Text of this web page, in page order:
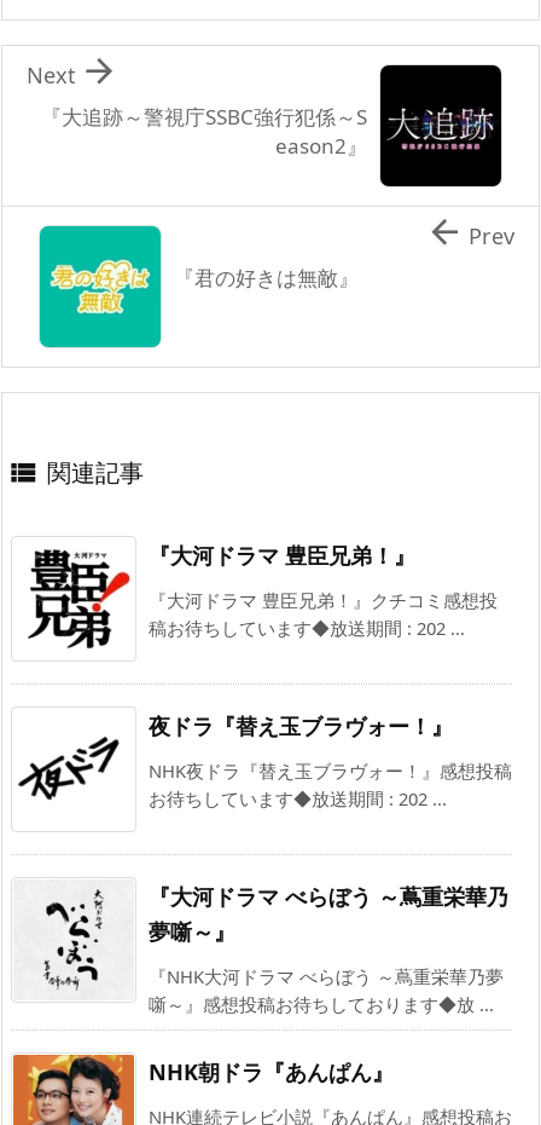
『大追跡～警視庁SSBC強行犯係～S
eason2』

Next
『君の好きは無敵』
 Prev
 関連記事
『大河ドラマ 豊臣兄弟！』
『大河ドラマ 豊臣兄弟！』クチコミ感想投
稿お待ちしています◆放送期間 : 202 ...
夜ドラ『替え玉ブラヴォー！』
NHK夜ドラ『替え玉ブラヴォー！』感想投稿
お待ちしています◆放送期間 : 202 ...
『大河ドラマ べらぼう ～蔦重栄華乃
夢噺～』
『NHK大河ドラマ べらぼう ～蔦重栄華乃夢
噺～』感想投稿お待ちしております◆放 ...
NHK朝ドラ『あんぱん』
NHK連続テレビ小説『あんぱん』感想投稿お